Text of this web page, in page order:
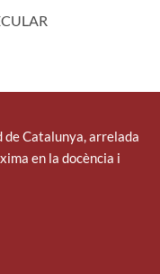
de Catalunya, arrelada
en la docència i